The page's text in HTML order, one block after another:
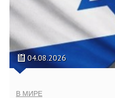
04.08.2026
В МИРЕ